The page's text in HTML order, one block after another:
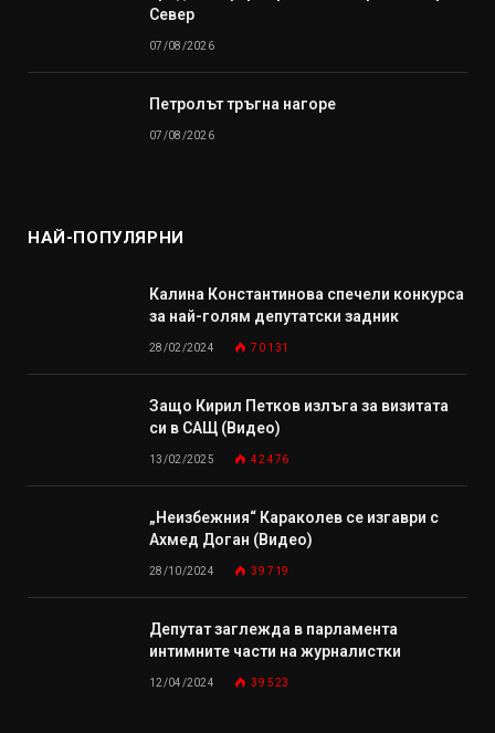
Север
07/08/2026
Петролът тръгна нагоре
07/08/2026
НАЙ-ПОПУЛЯРНИ
Калина Константинова спечели конкурса
за най-голям депутатски задник
28/02/2024 70 131
Защо Кирил Петков излъга за визитата
си в САЩ (Видео)
13/02/2025 42 476
„Неизбежния“ Караколев се изгаври с
Ахмед Доган (Видео)
28/10/2024 39 719
Депутат заглежда в парламента
интимните части на журналистки
12/04/2024 39 523